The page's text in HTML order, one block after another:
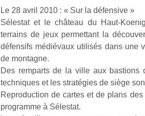
Le 28 avril 2010 : « Sur la défensive »
Sélestat et le château du Haut-
terrains de jeux permettant la
défensifs médiévaux utilisés dans une
de montagne.
Des remparts de la ville aux bastions
techniques et les stratégies de siège
Reproduction de cartes et de plans
programme à Sélestat.
Conjuguer
divertissement,
activité
physique
ou
apprentissage…
enfants